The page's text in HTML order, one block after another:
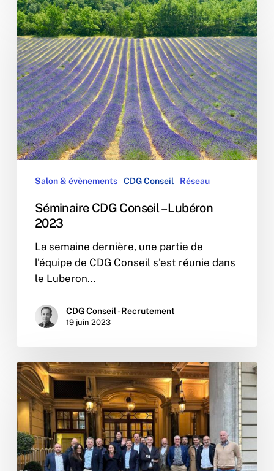
Séminaire
CDG
Conseil
–
Lubéron
2023
Salon & évènements CDG Conseil Réseau
Séminaire CDG Conseil – Lubéron
2023
La semaine dernière, une partie de
l’équipe de CDG Conseil s’est réunie dans
le Luberon…
CDG Conseil - Recrutement
19 juin 2023
Assemblée
Générale
INRALS
:
échanges
et
cohésion